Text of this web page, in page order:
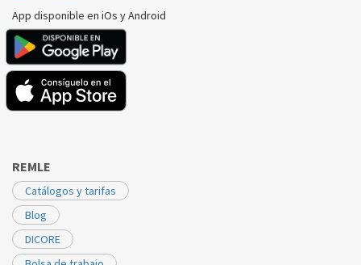
App disponible en iOs y Android
REMLE
Catálogos y tarifas
Blog
DICORE